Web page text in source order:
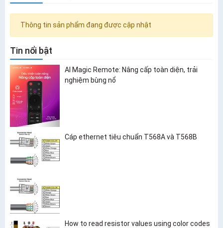
Thông tin sản phẩm đang được cập nhật
Tin nổi bật
AI Magic Remote: Nâng cấp toàn diện, trải
nghiệm bùng nổ
Cáp ethernet tiêu chuẩn T568A và T568B
How to read resistor values using color codes